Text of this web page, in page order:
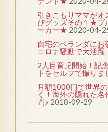
引きこもりママが
びグッズその１★ブ
ーカー★ 2020-04-
自宅のベランダにお
コロナ騒動で大活躍
2人目育児開始！記
トをセルフで撮りま
月額1000円で世界
く！海外の隠れた
間♪ 2018-09-29